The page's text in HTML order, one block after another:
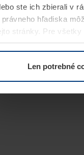
ste ich zbierali v
právneho hľadiska
stránky. Pre
odvolať vo
Len potrebné